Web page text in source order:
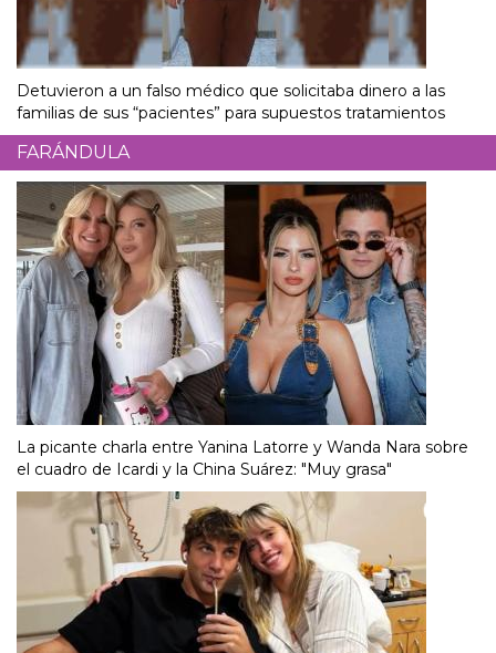
Detuvieron a un falso médico que solicitaba dinero a las
familias de sus “pacientes” para supuestos tratamientos
FARÁNDULA
La picante charla entre Yanina Latorre y Wanda Nara sobre
el cuadro de Icardi y la China Suárez: "Muy grasa"